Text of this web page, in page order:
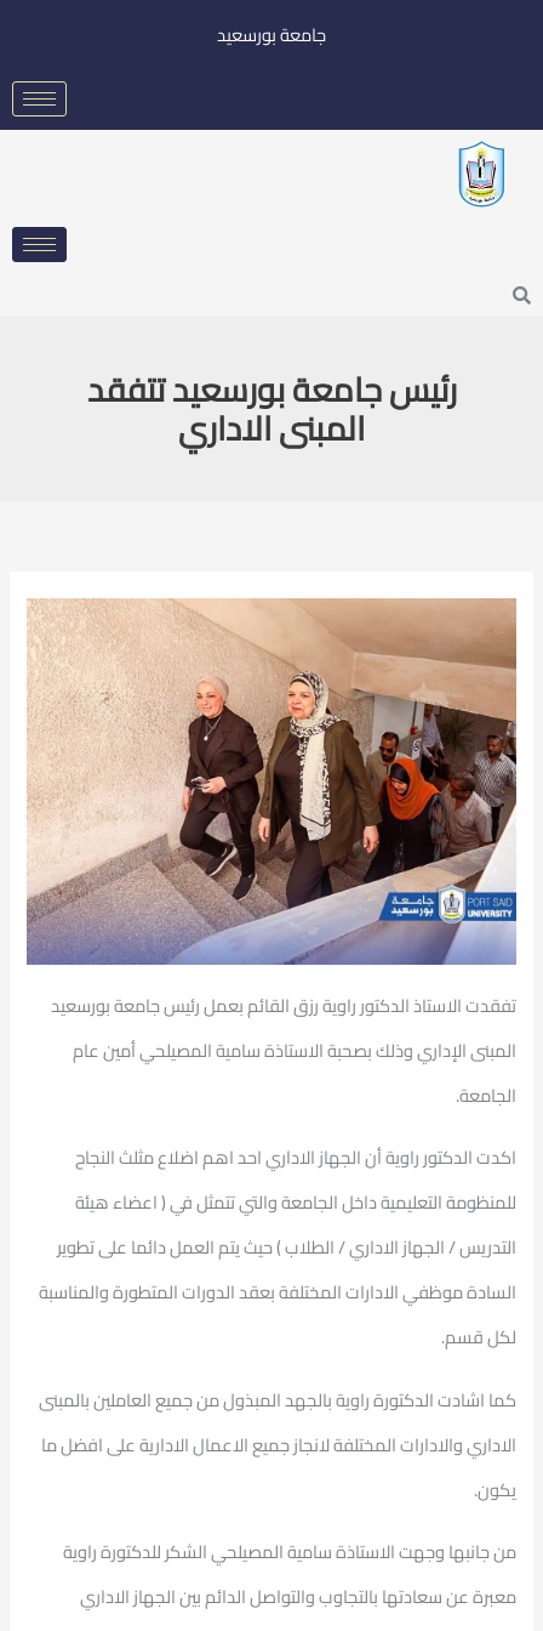
جامعة بورسعيد
Search
رئيس جامعة بورسعيد تتفقد
المبنى الاداري
تفقدت الاستاذ الدكتور راوية رزق القائم بعمل رئيس جامعة بورسعيد
المبنى الإداري وذلك بصحبة الاستاذة سامية المصيلحي أمين عام
الجامعة.
اكدت الدكتور راوية أن الجهاز الاداري احد اهم اضلاع مثلث النجاح
للمنظومة التعليمية داخل الجامعة والتي تتمثل في ( اعضاء هيئة
التدريس / الجهاز الاداري / الطلاب ) حيث يتم العمل دائما على تطوير
السادة موظفي الادارات المختلفة بعقد الدورات المتطورة والمناسبة
لكل قسم.
كما اشادت الدكتورة راوية بالجهد المبذول من جميع العاملين بالمبنى
الاداري والادارات المختلفة لانجاز جميع الاعمال الادارية على افضل ما
يكون.
من جانبها وجهت الاستاذة سامية المصيلحي الشكر للدكتورة راوية
معبرة عن سعادتها بالتجاوب والتواصل الدائم بين الجهاز الاداري